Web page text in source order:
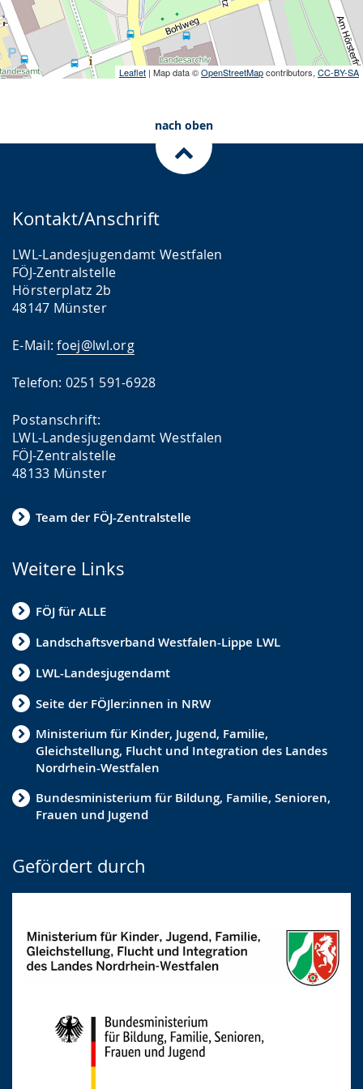
Leaflet | Map data ©OpenStreetMapcontributors, CC-BY-SA
nach oben
Kontakt/Anschrift
LWL-Landesjugendamt Westfalen
FÖJ-Zentralstelle
Hörsterplatz 2b
48147 Münster
E-Mail:foej@lwl.org
Telefon: 0251 591-6928
Postanschrift:
LWL-Landesjugendamt Westfalen
FÖJ-Zentralstelle
48133 Münster
Team der FÖJ-Zentralstelle
Weitere Links
FÖJ für ALLE
Landschaftsverband Westfalen-Lippe LWL
LWL-Landesjugendamt
Seite der FÖJler:innen in NRW
Ministerium für Kinder, Jugend, Familie,
Gleichstellung, Flucht und Integration des Landes
Nordrhein-Westfalen
Bundesministerium für Bildung, Familie, Senioren,
Frauen und Jugend
Gefördert durch